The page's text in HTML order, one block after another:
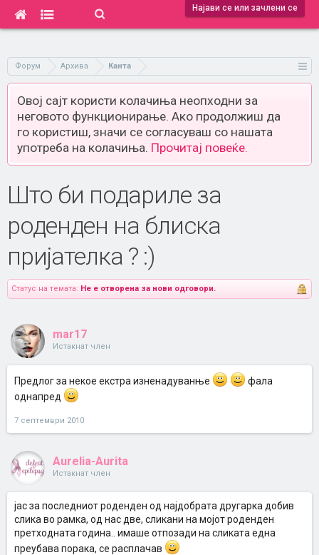
Најави се или зачлени се
Форум Архива Канта
Овој сајт користи колачиња неопходни за
неговото функционирање. Ако продолжиш да
го користиш, значи се согласуваш со нашата
употреба на колачиња. Прочитај повеќе.
Што би подариле за
роденден на блиска
пријателка ? :)
Статус на темата: Не е отворена за нови одговори.
mar17
Истакнат член
Предлог за некое екстра изненадуванње
фала
однапред
7 септември 2010
Aurelia-Aurita
Истакнат член
јас за последниот роденден од најдобрата другарка добив
слика во рамка, од нас две, сликани на мојот роденден
претходната година.. имаше отпозади на сликата една
преубава порака, се расплачав